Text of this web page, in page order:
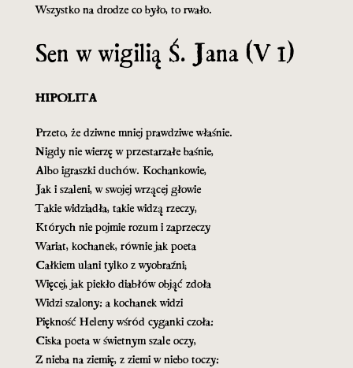
Wszystko na drodze co było, to rwało.
Sen w wigilią Ś. Jana (V 1)
HIPOLITA
Przeto, że dziwne mniej prawdziwe właśnie.
Nigdy nie wierzę w przestarzałe baśnie,
Albo igraszki duchów. Kochankowie,
Jak i szaleni, w swojej wrzącej głowie
Takie widziadła, takie widzą rzeczy,
Których nie pojmie rozum i zaprzeczy
Wariat, kochanek, równie jak poeta
Całkiem ulani tylko z wyobraźni;
Więcej, jak piekło diabłów objąć zdoła
Widzi szalony: a kochanek widzi
Piękność Heleny wśród cyganki czoła:
Ciska poeta w świetnym szale oczy,
Z nieba na ziemię, z ziemi w niebo toczy: